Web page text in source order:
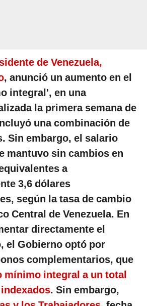
de Venezuela,
, anunció un aumento en el
integral', en una
la primera semana de
una combinación de
Sin embargo, el salario
mantuvo sin cambios en
a
3,6 dólares
según la tasa de cambio
Central de Venezuela. En
directamente el
el Gobierno optó por
complementarios, que
mínimo integral a un total
. Sin embargo,